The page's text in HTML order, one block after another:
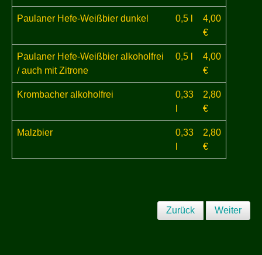
Paulaner Hefe-Weißbier dunkel 0,5 l
4,00
€
Paulaner Hefe-Weißbier alkoholfrei
/ auch mit Zitrone
0,5 l
4,00
€
Krombacher alkoholfrei
0,33
2,80
€
Malzbier
0,33
2,80
€
Zurück Weiter